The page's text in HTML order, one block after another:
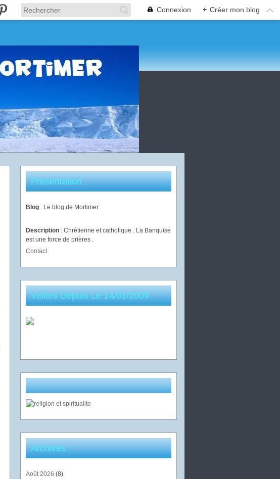
Connexion + Créer mon blog
Présentation
Blog : Le blog de Mortimer
Description : Chrétienne et catholique . La Banquise
est une force de prières .
Contact
Visites Depuis Le 14/01/2009
Archives
Août 2026 (8)